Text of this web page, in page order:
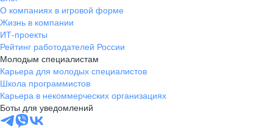
— на том самом первом
собеседовании. Но на самом деле,
Альфа-Банк научил меня
главному: строить не просто
карьеру, а траекторию. Здесь нет
потолка, а только новые
горизонты.
О компаниях в игровой форме
Жизнь в компании
ИТ-проекты
Рейтинг работодателей России
Молодым специалистам
Карьера для молодых специалистов
Школа программистов
Карьера в некоммерческих организациях
Боты для уведомлений